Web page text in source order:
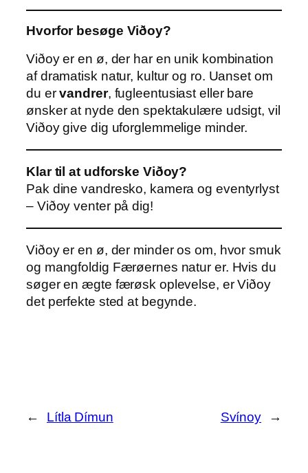
Hvorfor besøge Viðoy?
Viðoy er en ø, der har en unik kombination
af dramatisk natur, kultur og ro. Uanset om
du ervandrer, fugleentusiast eller bare
ønsker at nyde den spektakulære udsigt, vil
Viðoy give dig uforglemmelige minder.
Klar til at udforske Viðoy?
Pak dine vandresko, kamera og eventyrlyst
– Viðoy venter på dig!
Viðoy er en ø, der minder os om, hvor smuk
og mangfoldig Færøernes natur er. Hvis du
søger en ægte færøsk oplevelse, er Viðoy
det perfekte sted at begynde.
← Lítla Dímun Svínoy →